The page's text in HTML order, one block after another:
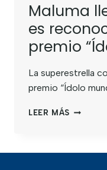
Maluma
es
premio
La superestrella
premio “Ídolo
LEER MÁS